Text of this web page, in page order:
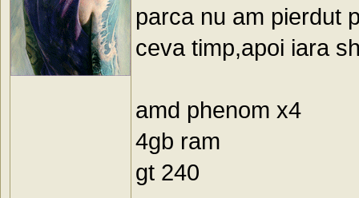
parca nu am pierdut
ceva timp,apoi iara
amd phenom x4
4gb ram
gt 240